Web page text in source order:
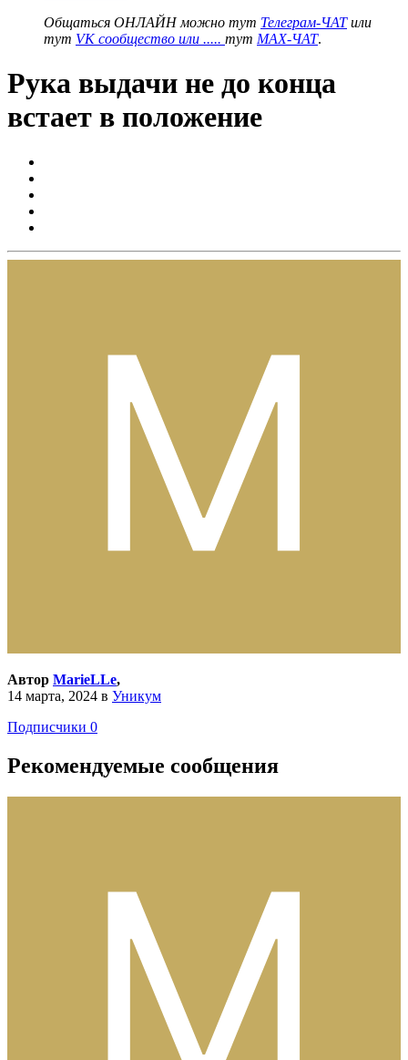
Общаться ОНЛАЙН можно тут Телеграм-ЧАТили
тут VK сообщество или ..... тут MAX-ЧАТ.
Рука выдачи не до конца
встает в положение
Автор MarieLLe,
14 марта, 2024 в Уникум
Подписчики 0
Рекомендуемые сообщения